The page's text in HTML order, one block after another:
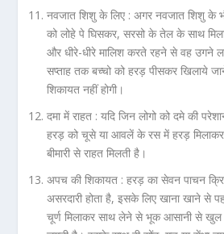
नवजात शिशु के लिए : अगर नवजात शिशु के
को लोहे पे घिसकर, सरसो के तेल के साथ
और धीरे-धीरे मालिश करते रहने से वह उगने
सप्ताह तक बच्चो को हरड़ पीसकर खिलाये
शिकायत नहीं होगी।
दमा में राहत : यदि जिन लोगो को दमे की
हरड़ को चूसे या आवलें के रस में हरड़
बीमारी से राहत मिलती है।
अपच की शिकायत : हरड़ का सेवन पाचन
असरदारी होता है, इसके लिए खाना खाने से
चूर्ण मिलाकर साथ लेने से भूक आसानी से